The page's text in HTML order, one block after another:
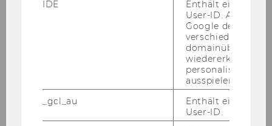
den qua­li­fi­zier­te Frau­en aus­drück­lich auf­ge­for­
dert, sich zu be­wer­ben. Bei glei­cher Qua­li­fi­ka­ti­
on wer­den Frau­en vor­ran­gig auf­ge­nom­men.
Qua­li­fi­zier­te Per­so­nen mit Be­hin­de­rung sind
be­son­ders ein­ge­la­den sich zu be­wer­ben. Alle
Be­wer­ber/innen, die die ge­setz­li­chen Auf­nah­
me­er­for­der­nis­se er­fül­len und den An­for­de­run­
gen des Aus­schrei­bungs­tex­tes ent­spre­chen,
IDE
Enthält eine
User-ID. Anhand
Google den User
verschiedene
wiedererkennen
personalisierte
ausspielen.
_gcl_au
Enthält eine
User-ID.